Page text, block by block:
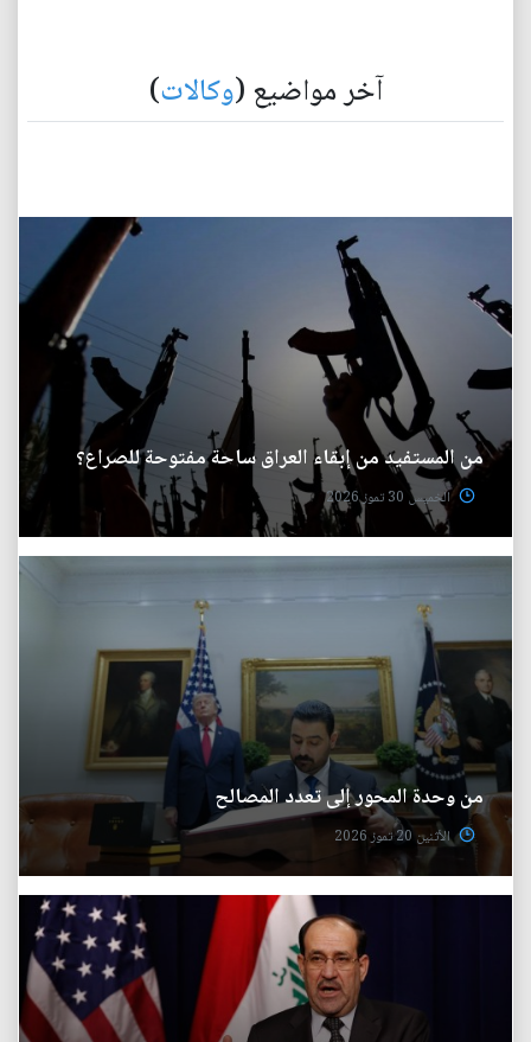
آخر مواضيع (وكالات)
من المستفيد من إبقاء العراق ساحة مفتوحة للصراع؟
الخميس 30 تموز 2026
من وحدة المحور إلى تعدد المصالح
الأثنين 20 تموز 2026